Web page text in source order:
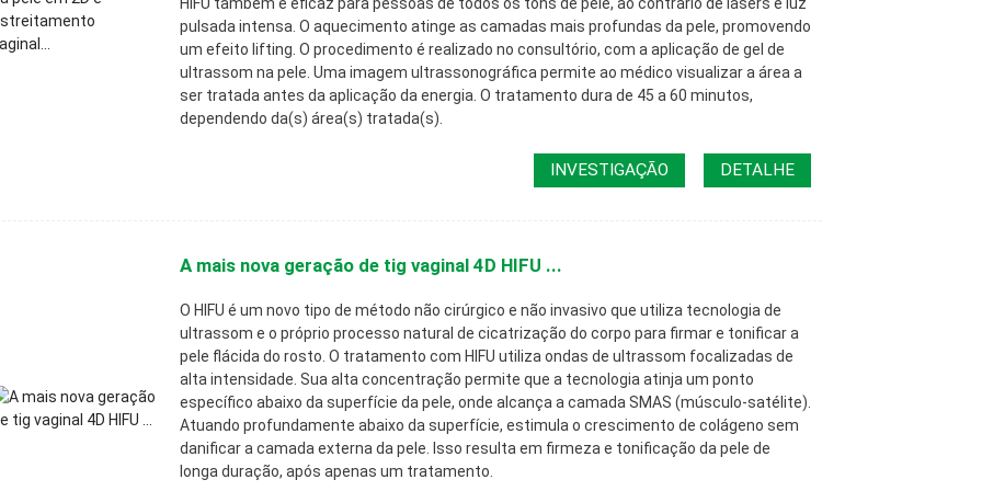
HIFU também é eficaz para pessoas de todos os tons de pele, ao contrário de lasers e luz
pulsada intensa. O aquecimento atinge as camadas mais profundas da pele, promovendo
um efeito lifting. O procedimento é realizado no consultório, com a aplicação de gel de
ultrassom na pele. Uma imagem ultrassonográfica permite ao médico visualizar a área a
ser tratada antes da aplicação da energia. O tratamento dura de 45 a 60 minutos,
dependendo da(s) área(s) tratada(s).
INVESTIGAÇÃO DETALHE
A mais nova geração de tig vaginal 4D HIFU ...
O HIFU é um novo tipo de método não cirúrgico e não invasivo que utiliza tecnologia de
ultrassom e o próprio processo natural de cicatrização do corpo para firmar e tonificar a
pele flácida do rosto. O tratamento com HIFU utiliza ondas de ultrassom focalizadas de
alta intensidade. Sua alta concentração permite que a tecnologia atinja um ponto
específico abaixo da superfície da pele, onde alcança a camada SMAS (músculo-satélite).
Atuando profundamente abaixo da superfície, estimula o crescimento de colágeno sem
danificar a camada externa da pele. Isso resulta em firmeza e tonificação da pele de
longa duração, após apenas um tratamento.